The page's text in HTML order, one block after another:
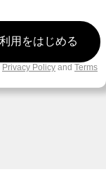
Privacy Policy and Terms